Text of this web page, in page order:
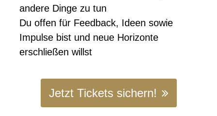
andere Dinge zu tun
Du offen für Feedback, Ideen sowie
Impulse bist und neue Horizonte
erschließen willst
Jetzt Tickets sichern!